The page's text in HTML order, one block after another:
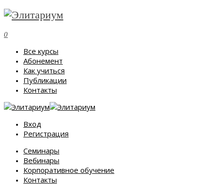
0
Все курсы
Абонемент
Как учиться
Публикации
Контакты
Вход
Регистрация
Семинары
Вебинары
Корпоративное обучение
Контакты